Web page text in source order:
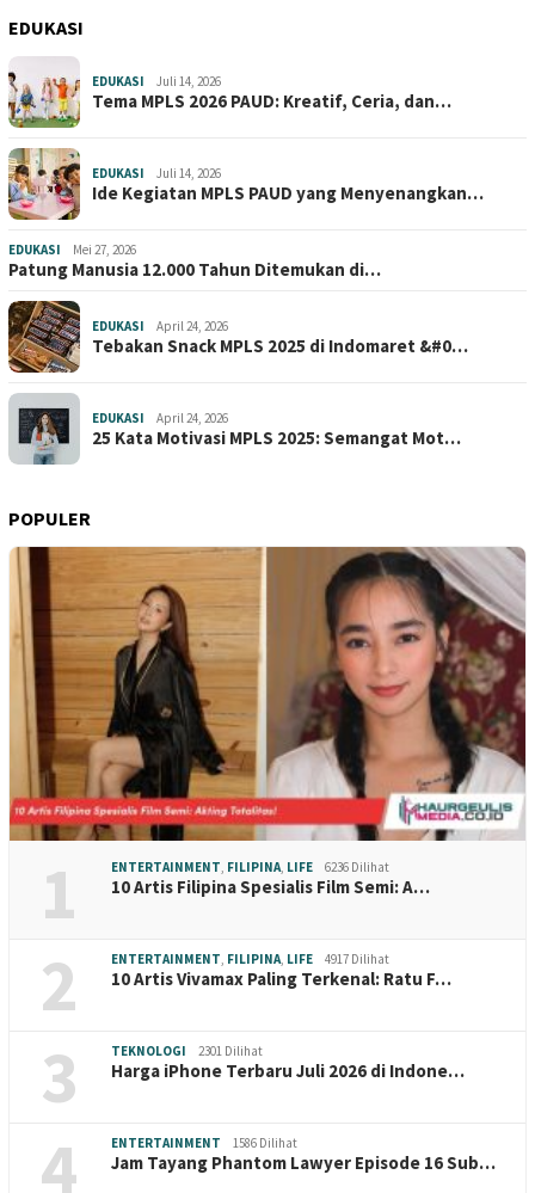
EDUKASI
EDUKASI Juli 14, 2026
Tema MPLS 2026 PAUD: Kreatif, Ceria, dan…
EDUKASI Juli 14, 2026
Ide Kegiatan MPLS PAUD yang Menyenangkan…
EDUKASI Mei 27, 2026
Patung Manusia 12.000 Tahun Ditemukan di…
EDUKASI April 24, 2026
Tebakan Snack MPLS 2025 di Indomaret &#0…
EDUKASI April 24, 2026
25 Kata Motivasi MPLS 2025: Semangat Mot…
POPULER
1 ENTERTAINMENT, FILIPINA, LIFE 6236 Dilihat
10 Artis Filipina Spesialis Film Semi: A…
2 ENTERTAINMENT, FILIPINA, LIFE 4917 Dilihat
10 Artis Vivamax Paling Terkenal: Ratu F…
3 TEKNOLOGI 2301 Dilihat
Harga iPhone Terbaru Juli 2026 di Indone…
4 ENTERTAINMENT 1586 Dilihat
Jam Tayang Phantom Lawyer Episode 16 Sub…